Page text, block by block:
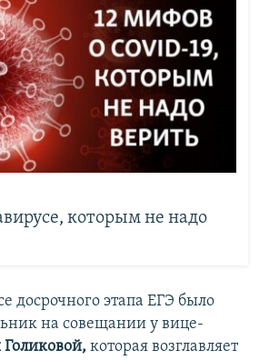
которым не надо
досрочного этапа ЕГЭ было
на совещании у вице-
которая возглавляет